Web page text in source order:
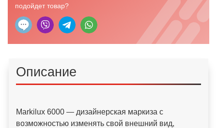
подойдет товар?
Описание
Markilux 6000 — дизайнерская маркиза с
возможностью изменять свой внешний вид,